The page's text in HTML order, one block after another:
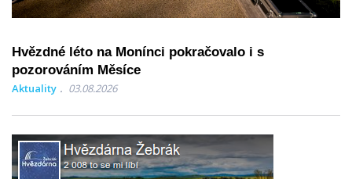
Hvězdné léto na Monínci pokračovalo i s
pozorováním Měsíce
Aktuality 03.08.2026